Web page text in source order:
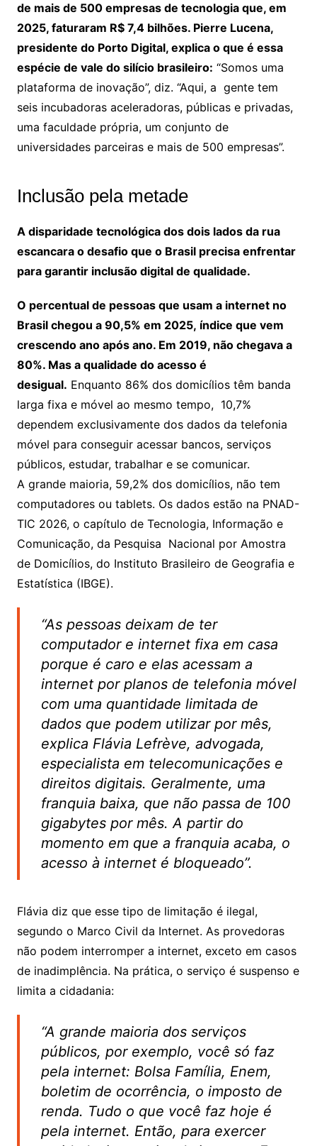
de mais de 500 empresas de tecnologia que, em
2025, faturaram R$ 7,4 bilhões. Pierre Lucena,
presidente do Porto Digital, explica o que é essa
espécie de vale do silício brasileiro: “Somos uma
plataforma de inovação”, diz. “Aqui, a gente tem
seis incubadoras aceleradoras, públicas e privadas,
uma faculdade própria, um conjunto de
universidades parceiras e mais de 500 empresas”.
Inclusão pela metade
A disparidade tecnológica dos dois lados da rua
escancara o desafio que o Brasil precisa enfrentar
para garantir inclusão digital de qualidade.
O percentual de pessoas que usam a internet no
Brasil chegou a 90,5% em 2025, índice que vem
crescendo ano após ano. Em 2019, não chegava a
80%. Mas a qualidade do acesso é
desigual. Enquanto 86% dos domicílios têm banda
larga fixa e móvel ao mesmo tempo, 10,7%
dependem exclusivamente dos dados da telefonia
móvel para conseguir acessar bancos, serviços
públicos, estudar, trabalhar e se comunicar.
A grande maioria, 59,2% dos domicílios, não tem
computadores ou tablets. Os dados estão na PNAD-
TIC 2026, o capítulo de Tecnologia, Informação e
Comunicação, da Pesquisa Nacional por Amostra
de Domicílios, do Instituto Brasileiro de Geografia e
Estatística (IBGE).
“As pessoas deixam de ter
computador e internet fixa em casa
porque é caro e elas acessam a
internet por planos de telefonia móvel
com uma quantidade limitada de
dados que podem utilizar por mês,
explica Flávia Lefrève, advogada,
especialista em telecomunicações e
direitos digitais. Geralmente, uma
franquia baixa, que não passa de 100
gigabytes por mês. A partir do
momento em que a franquia acaba, o
acesso à internet é bloqueado”.
Flávia diz que esse tipo de limitação é ilegal,
segundo o Marco Civil da Internet. As provedoras
não podem interromper a internet, exceto em casos
de inadimplência. Na prática, o serviço é suspenso e
limita a cidadania:
“A grande maioria dos serviços
públicos, por exemplo, você só faz
pela internet: Bolsa Família, Enem,
boletim de ocorrência, o imposto de
renda. Tudo o que você faz hoje é
pela internet. Então, para exercer